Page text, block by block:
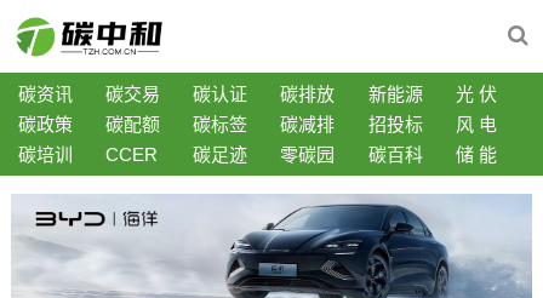
碳资讯 碳交易 碳认证 碳排放 新能源
光 伏
碳政策
碳配额 碳标签 碳减排 招投标
风 电
碳培训
CCER 碳足迹 零碳园 碳百科 储 能